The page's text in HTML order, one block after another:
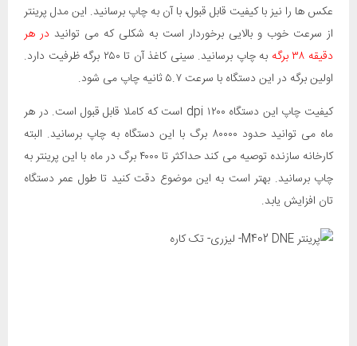
عکس ها را نیز با کیفیت قابل قبول، با آن به چاپ برسانید. این مدل پرینتر
از سرعت خوب و بالایی برخوردار است به شکلی که می توانید در هر
دقیقه ۳۸ برگه
به چاپ برسانید. سینی کاغذ آن تا ۲۵۰ برگه ظرفیت دارد.
اولین برگه در این دستگاه با سرعت ۵.۷ ثانیه چاپ می شود.
کیفیت چاپ این دستگاه ۱۲۰۰ dpi است که کاملا قابل قبول است. در هر
ماه می توانید حدود ۸۰۰۰۰ برگ با این دستگاه به چاپ برسانید. البته
کارخانه سازنده توصیه می کند حداکثر تا ۴۰۰۰ برگ در ماه با این پرینتر به
چاپ برسانید. بهتر است به این موضوع دقت کنید تا طول عمر دستگاه
تان افزایش یابد.